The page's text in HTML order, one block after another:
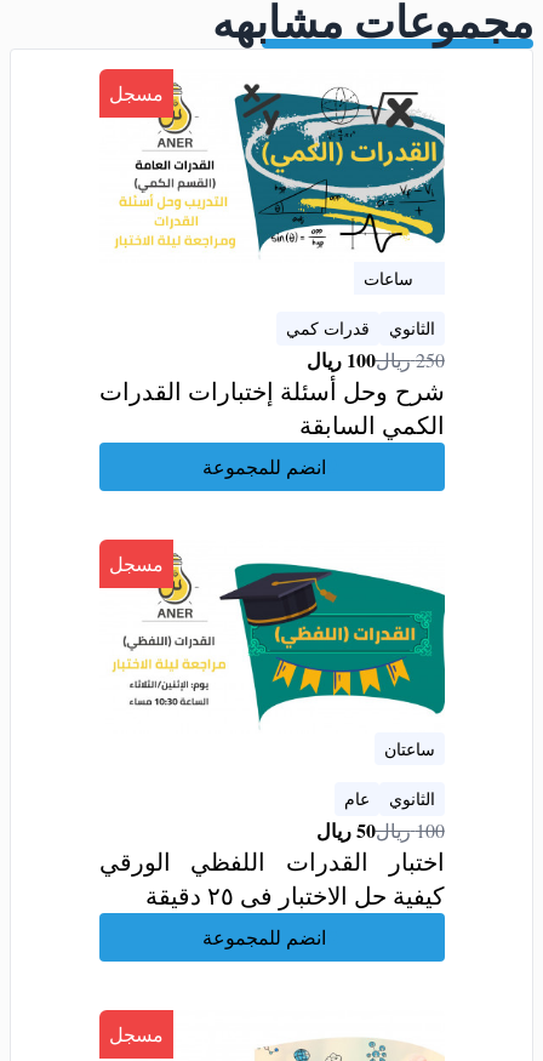
مجموعات مشابهه
الثانوي قدرات كمي
250ريال100 ريال
مسجل
شرح وحل أسئلة إختبارات القدرات
الكمي السابقة
انضم للمجموعة
ساعتان
الثانوي عام
100ريال50ريال
مسجل
اختبار القدرات اللفظي الورقي
كيفية حل الاختبار فى ٢٥ دقيقة
انضم للمجموعة
مسجل